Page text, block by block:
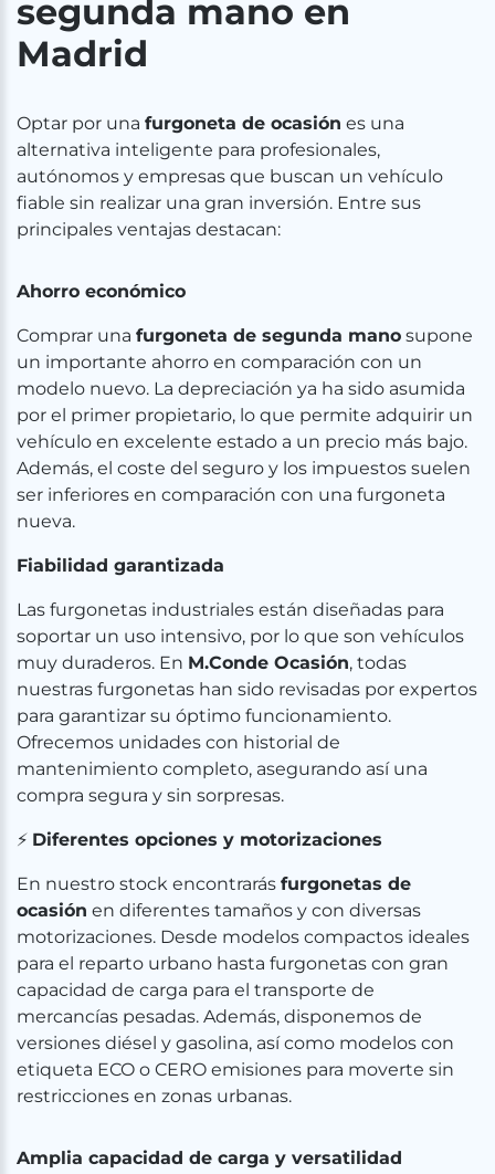
segunda mano en
Madrid
Optar por una furgoneta de ocasión es una
alternativa inteligente para profesionales,
autónomos y empresas que buscan un vehículo
fiable sin realizar una gran inversión. Entre sus
principales ventajas destacan:
Ahorro económico
Comprar una furgoneta de segunda mano supone
un importante ahorro en comparación con un
modelo nuevo. La depreciación ya ha sido asumida
por el primer propietario, lo que permite adquirir un
vehículo en excelente estado a un precio más bajo.
Además, el coste del seguro y los impuestos suelen
ser inferiores en comparación con una furgoneta
nueva.
Fiabilidad garantizada
Las furgonetas industriales están diseñadas para
soportar un uso intensivo, por lo que son vehículos
muy duraderos. En M.Conde Ocasión, todas
nuestras furgonetas han sido revisadas por expertos
para garantizar su óptimo funcionamiento.
Ofrecemos unidades con historial de
mantenimiento completo, asegurando así una
compra segura y sin sorpresas.
⚡ Diferentes opciones y motorizaciones
En nuestro stock encontrarás furgonetas de
ocasión en diferentes tamaños y con diversas
motorizaciones. Desde modelos compactos ideales
para el reparto urbano hasta furgonetas con gran
capacidad de carga para el transporte de
mercancías pesadas. Además, disponemos de
versiones diésel y gasolina, así como modelos con
etiqueta ECO o CERO emisiones para moverte sin
restricciones en zonas urbanas.
Amplia capacidad de carga y versatilidad